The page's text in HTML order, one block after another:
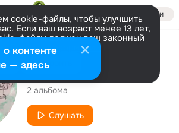
Войти
cookie-файлы, чтобы улучшить
Если ваш возраст менее 13 лет,
файлы должен ваш законный
Больше информации
Настроить
Исполнитель
Dusty Ohms
2 альбома
Слушать
контенте
— здесь